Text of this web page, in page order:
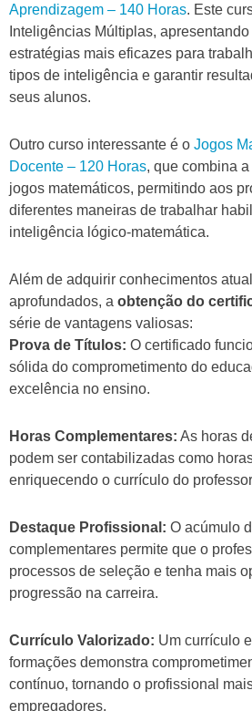
Aprendizagem – 140 Horas. Este
Inteligências Múltiplas,
estratégias mais eficazes para
tipos de inteligência e garantir
seus alunos.
Outro curso interessante é o Jogos
Docente – 120 Horas, que combina
jogos matemáticos, permitindo aos
diferentes maneiras de trabalhar
inteligência lógico-matemática.
Além de adquirir conhecimentos
aprofundados, a obtenção do
série de vantagens valiosas:
Prova de Títulos: O certificado
sólida do comprometimento do
excelência no ensino.
Horas Complementares: As horas
podem ser contabilizadas como
enriquecendo o currículo do
Destaque Profissional: O acúmulo
complementares permite que o
processos de seleção e tenha mais
progressão na carreira.
Currículo Valorizado: Um currículo
formações demonstra
contínuo, tornando o profissional
empregadores.